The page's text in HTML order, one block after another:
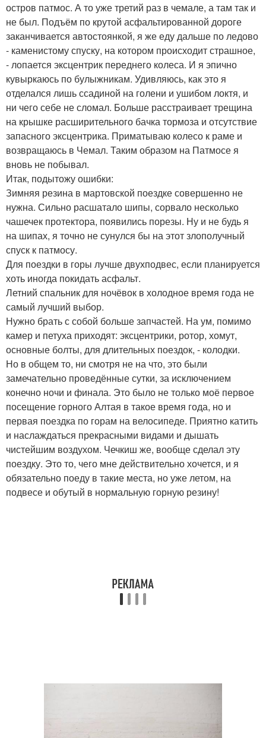
остров патмос. А то уже третий раз в чемале, а там так и
не был. Подъём по крутой асфальтированной дороге
заканчивается автостоянкой, я же еду дальше по ледово
- каменистому спуску, на котором происходит страшное,
- лопается эксцентрик переднего колеса. И я эпично
кувыркаюсь по булыжникам. Удивляюсь, как это я
отделался лишь ссадиной на голени и ушибом локтя, и
ни чего себе не сломал. Больше расстраивает трещина
на крышке расширительного бачка тормоза и отсутствие
запасного эксцентрика. Приматываю колесо к раме и
возвращаюсь в Чемал. Таким образом на Патмосе я
вновь не побывал.
Итак, подытожу ошибки:
Зимняя резина в мартовской поездке совершенно не
нужна. Сильно расшатало шипы, сорвало несколько
чашечек протектора, появились порезы. Ну и не будь я
на шипах, я точно не сунулся бы на этот злополучный
спуск к патмосу.
Для поездки в горы лучше двухподвес, если планируется
хоть иногда покидать асфальт.
Летний спальник для ночёвок в холодное время года не
самый лучший выбор.
Нужно брать с собой больше запчастей. На ум, помимо
камер и петуха приходят: эксцентрики, ротор, хомут,
основные болты, для длительных поездок, - колодки.
Но в общем то, ни смотря не на что, это были
замечательно проведённые сутки, за исключением
конечно ночи и финала. Это было не только моё первое
посещение горного Алтая в такое время года, но и
первая поездка по горам на велосипеде. Приятно катить
и наслаждаться прекрасными видами и дышать
чистейшим воздухом. Чечкиш же, вообще сделал эту
поездку. Это то, чего мне действительно хочется, и я
обязательно поеду в такие места, но уже летом, на
подвесе и обутый в нормальную горную резину!